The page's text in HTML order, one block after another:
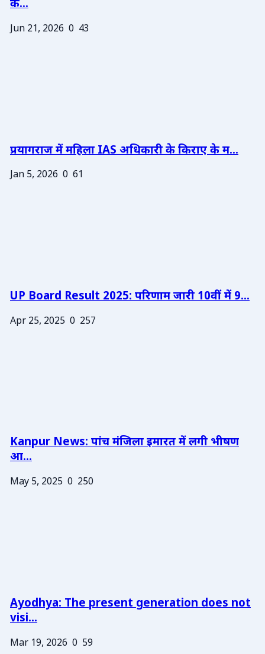
के...
Jun 21, 2026 0 43
प्रयागराज में महिला IAS अधिकारी के किराए के म...
Jan 5, 2026 0 61
UP Board Result 2025: परिणाम जारी 10वीं में 9...
Apr 25, 2025 0 257
Kanpur News: पांच मंजिला इमारत में लगी भीषण
आ...
May 5, 2025 0 250
Ayodhya: The present generation does not
visi...
Mar 19, 2026 0 59